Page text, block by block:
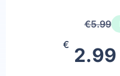
€5.99
€ 2.99